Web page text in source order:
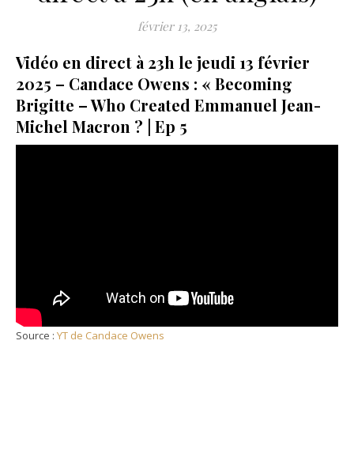
février 13, 2025
Vidéo en direct à 23h le jeudi 13 février
2025 – Candace Owens : « Becoming
Brigitte – Who Created Emmanuel Jean-
Michel Macron ? | Ep 5
Source : YT de Candace Owens